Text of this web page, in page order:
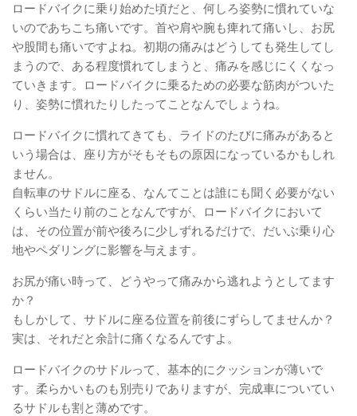
ロードバイクに乗り始めた頃だと、何しろ姿勢に慣れていな
いのであちこち痛いです。首や肩や腕も痺れて痛いし、お尻
や股間も痛いですよね。初期の痛みはどうしても発生してし
まうので、ある程度慣れてしまうと、痛みを感じにくくなっ
ていきます。ロードバイクに乗るための必要な筋肉がついた
り、姿勢に慣れたりしたってことなんでしょうね。
ロードバイクに慣れてきても、ライドのたびに痛みがあると
いう場合は、座り方がそもそもの原因になっているかもしれ
ません。
自転車のサドルに座る、なんてことは誰にも聞く必要がない
くらい当たり前のことなんですが、ロードバイクにおいて
は、その位置が前や後ろに少しずれるだけで、だいぶ乗り心
地やペダリングに影響を与えます。
お尻が痛い時って、どうやって痛みから逃れようとしてます
か？
もしかして、サドルに座る位置を前後にずらしてませんか？
実は、それだと余計に痛くなるんですよ。
ロードバイクのサドルって、基本的にクッションが薄いで
す。柔らかいものも別売りでありますが、完成車についてい
るサドルも割と薄めです。